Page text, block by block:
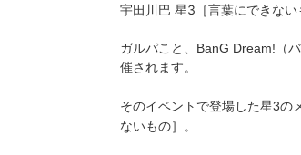
宇田川巴 星3［言葉にできない
ガルパこと、BanG Dream!（
催されます。
そのイベントで登場した星3の
ないもの］
。